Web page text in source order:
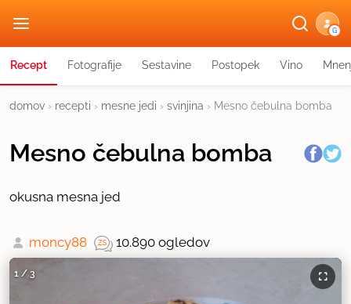
G
Recept Fotografije Sestavine Postopek Vino
domov › recepti › mesne jedi › svinjina › Mesno čebulna bomba
Mesno čebulna bomba
okusna mesna jed
moncy88 10.890 ogledov
1 / 3